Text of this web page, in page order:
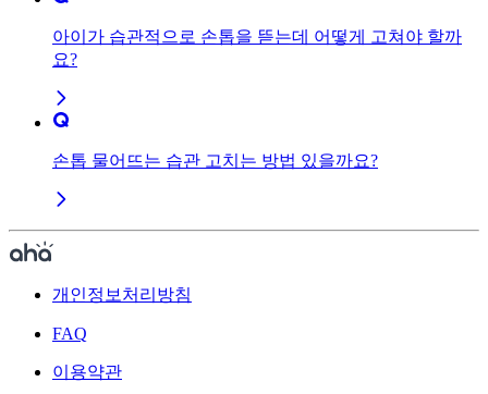
아이가 습관적으로 손톱을 뜯는데 어떻게 고쳐야 할까
요?
손톱 물어뜨는 습관 고치는 방법 있을까요?
개인정보처리방침
FAQ
이용약관